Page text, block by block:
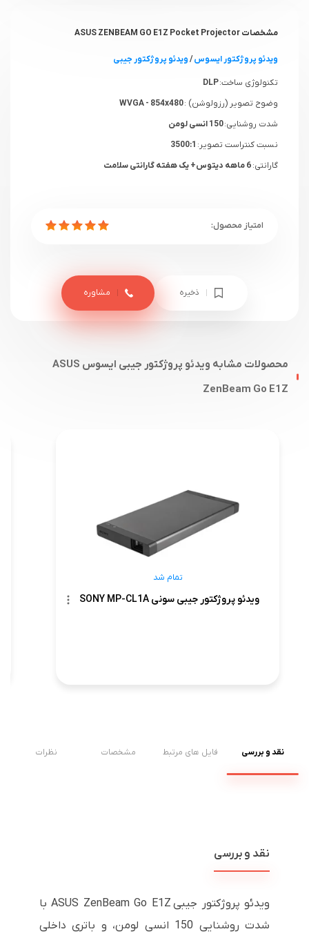
مشخصات ASUS ZENBEAM GO E1Z Pocket Projector
ویدئو پروژکتور ایسوس/ویدئو پروژکتور جیبی
تکنولوژی ساخت:DLP
وضوح تصویر (رزولوشن) :
شدت روشنایی:150 انسی لومن
نسبت کنتراست تصویر:
گارانتی:
ذخیره مشاوره
محصولات مشابه ویدئو پروژکتور جیبی ایسوس ASUS
ZenBeam Go E1Z
ویدئو پروژکتور جیبی سونی SONY MP-CL1A
تمام شد
نقد و بررسی فایل های مرتبط مشخصات نظرات
نقد و بررسی
ویدئو پروژکتور جیبی ASUS ZenBeam Go E1Z با
شدت روشنایی 150 انسی لومن، و باتری داخلی